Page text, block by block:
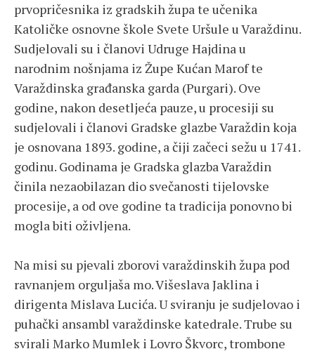
prvopričesnika iz gradskih župa te učenika
Katoličke osnovne škole Svete Uršule u Varaždinu.
Sudjelovali su i članovi Udruge Hajdina u
narodnim nošnjama iz Župe Kućan Marof te
Varaždinska građanska garda (Purgari). Ove
godine, nakon desetljeća pauze, u procesiji su
sudjelovali i članovi Gradske glazbe Varaždin koja
je osnovana 1893. godine, a čiji začeci sežu u 1741.
godinu. Godinama je Gradska glazba Varaždin
činila nezaobilazan dio svečanosti tijelovske
procesije, a od ove godine ta tradicija ponovno bi
mogla biti oživljena.
Na misi su pjevali zborovi varaždinskih župa pod
ravnanjem orguljaša mo. Višeslava Jaklina i
dirigenta Mislava Lucića. U sviranju je sudjelovao i
puhački ansambl varaždinske katedrale. Trube su
svirali Marko Mumlek i Lovro Škvorc, trombone